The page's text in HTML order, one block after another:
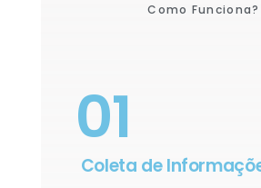
Como Funciona?
01
Coleta de